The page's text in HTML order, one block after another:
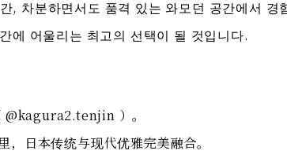
, 차분하면서도 품격 있는 와모던 공간에서 경
에 어울리는 최고의 선택이 될 것입니다.
@kagura2.tenjin ）。
日本传统与现代优雅完美融合。